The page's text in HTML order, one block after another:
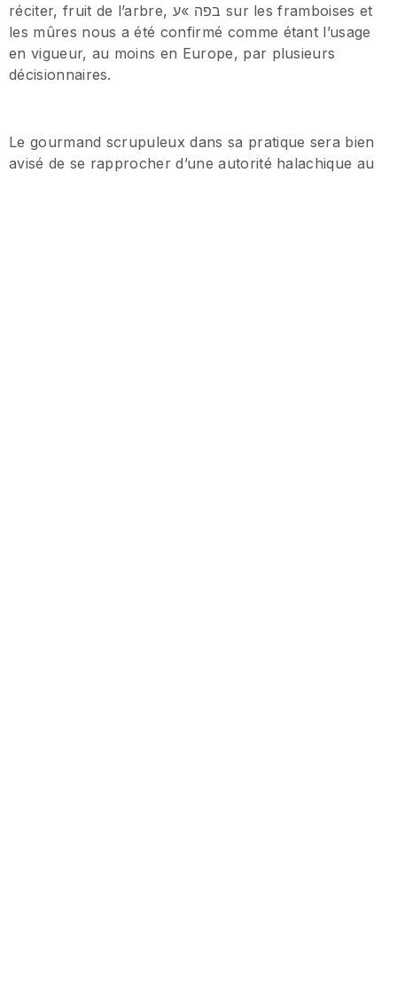
réciter, fruit de l’arbre, בפה »ע sur les framboises et
les mûres nous a été confirmé comme étant l’usage
en vigueur, au moins en Europe, par plusieurs
décisionnaires.
Le gourmand scrupuleux dans sa pratique sera bien
avisé de se rapprocher d’une autorité halachique au